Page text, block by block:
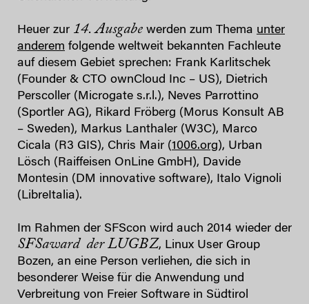
Heuer zur 14. Ausgabe werden zum Thema unter
anderem folgende weltweit bekannten Fachleute
auf diesem Gebiet sprechen: Frank Karlitschek
(Founder & CTO ownCloud Inc – US), Dietrich
Perscoller (Microgate s.r.l.), Neves Parrottino
(Sportler AG), Rikard Fröberg (Morus Konsult AB
– Sweden), Markus Lanthaler (W3C), Marco
Cicala (R3 GIS), Chris Mair (1006.org), Urban
Lösch (Raiffeisen OnLine GmbH), Davide
Montesin (DM innovative software), Italo Vignoli
(LibreItalia).
Im Rahmen der SFScon wird auch 2014 wieder der
SFSaward der LUGBZ, Linux User Group
Bozen, an eine Person verliehen, die sich in
besonderer Weise für die Anwendung und
Verbreitung von Freier Software in Südtirol